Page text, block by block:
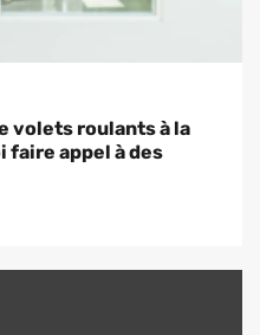
volets roulants à la
faire appel à des